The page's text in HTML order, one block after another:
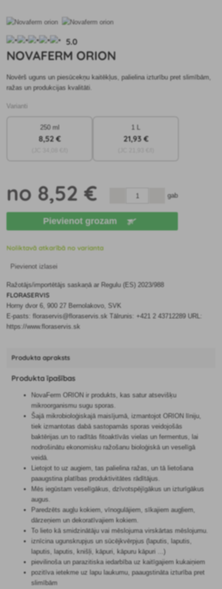
5.0
NOVAFERM ORION
Novērš uguns un piesūcekņu kaitēkļus, palielina izturību pret slimībām,
ražas un produkcijas kvalitāti.
Varianti
250 ml
8,52 €
1 L
21,93 €
no 8,52 € gab
Pievienot grozam
Noliktavā atkarībā no varianta
Pievienot izlasei
Ražotājs/importētājs saskaņā ar Regulu (ES) 2023/988
FLORASERVIS
Horny dvor 6, 900 27 Bernolakovo, SVK
E-pasts: floraservis@floraservis.sk Tālrunis: +421 2 43712289 URL:
https://www.floraservis.sk
Produkta apraksts
Produkta īpašības
NovaFerm ORION ir produkts, kas satur atsevišķu
mikroorganismu sugu sporas.
Šajā mikrobioloģiskajā maisījumā, izmantojot ORION līniju,
tiek izmantotas dabā sastopamās sporas veidojošās
baktērijas.un to radītās fitoaktīvās vielas un fermentus, lai
nodrošinātu ekonomisku ražošanu bioloģiskā un veselīgā
veidā.
Lietojot to uz augiem, tas palielina ražas, un tā lietošana
paaugstina platības produktivitātes rādītājus.
Mēs iegūstam veselīgākus, dzīvotspējīgākus un izturīgākus
augus.
Paredzēts augļu kokiem, vīnogulājiem, sīkajiem augļiem,
dārzeņiem un dekoratīvajiem kokiem.
To lieto kā smidzinātāju vai mēslojuma virskārtas mēslojumu.
iznīcina ugunskrupjus un sūcējkvērpjus (laputis, laputis,
laputis, laputis, knišļi, kāpuri, kāpuru kāpuri ...)
pievilinoša un parazitiska iedarbība uz kaitīgajiem kukaiņiem
pozitīva ietekme uz lapu laukumu, paaugstināta izturība pret
slimībām